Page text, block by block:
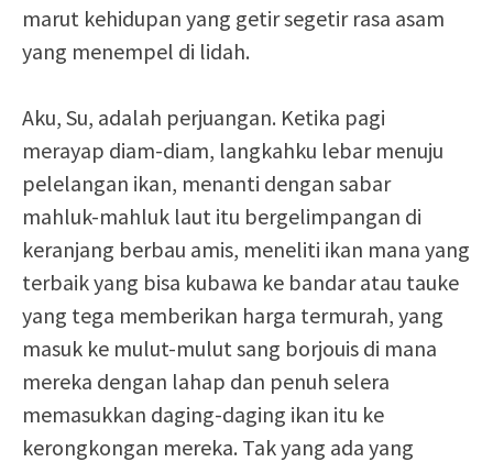
marut kehidupan yang getir segetir rasa asam
yang menempel di lidah.
Aku, Su, adalah perjuangan. Ketika pagi
merayap diam-diam, langkahku lebar menuju
pelelangan ikan, menanti dengan sabar
mahluk-mahluk laut itu bergelimpangan di
keranjang berbau amis, meneliti ikan mana yang
terbaik yang bisa kubawa ke bandar atau tauke
yang tega memberikan harga termurah, yang
masuk ke mulut-mulut sang borjouis di mana
mereka dengan lahap dan penuh selera
memasukkan daging-daging ikan itu ke
kerongkongan mereka. Tak yang ada yang